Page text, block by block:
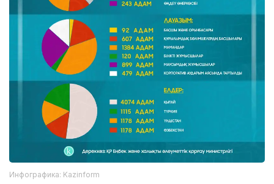
Инфографика: Kazinform